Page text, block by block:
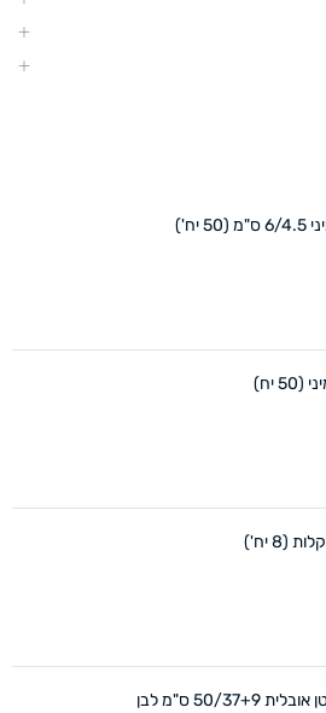
יח')
יח)
(8 יח')
37+9 ס"מ לבן